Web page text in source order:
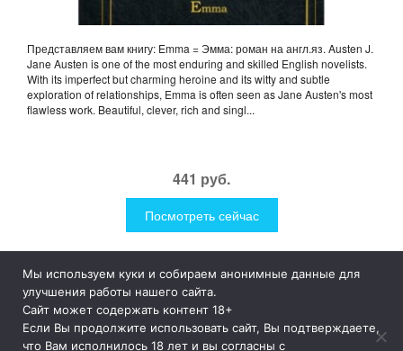
Представляем вам книгу: Emma = Эмма: роман на англ.яз. Austen J.
Jane Austen is one of the most enduring and skilled English novelists.
With its imperfect but charming heroine and its witty and subtle
exploration of relationships, Emma is often seen as Jane Austen's most
flawless work. Beautiful, clever, rich and singl...
441 руб.
Посмотреть сейчас
1Like
© 20191Like– это необычные и прикольные подарки для
Мы используем куки и собираем анонимные данные для
улучшения работы нашего сайта.
Сайт может содержать контент 18+
Если Вы продолжите использовать сайт, Вы подтверждаете,
что Вам исполнилось 18 лет и вы согласны с